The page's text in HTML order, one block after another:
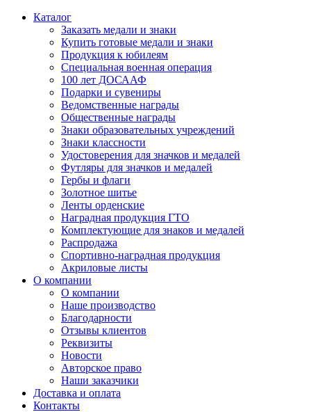
Каталог
Заказать медали и знаки
Купить готовые медали и знаки
Продукция к юбилеям
Специальная военная операция
100 лет ДОСААФ
Подарки и сувениры
Ведомственные награды
Общественные награды
Знаки образовательных учреждений
Знаки классности
Удостоверения для значков и медалей
Футляры для значков и медалей
Гербы и флаги
Золотное шитье
Ленты орденские
Наградная продукция ГТО
Комплектующие для знаков и медалей
Распродажа
Спортивно-наградная продукция
Акриловые листы
О компании
О компании
Наше производство
Благодарности
Отзывы клиентов
Реквизиты
Новости
Авторское право
Наши заказчики
Доставка и оплата
Контакты